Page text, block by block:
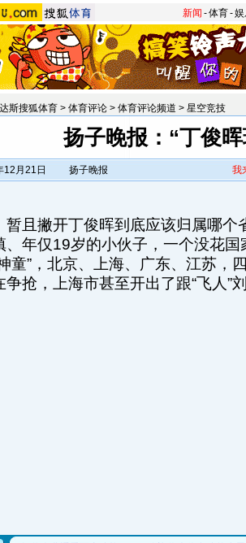
新闻 -体育-
斯搜狐体育 > 体育评论 > 体育评论频道 > 星空竞技
扬子晚报：“丁俊
12月21日
扬子晚报 我
撇开丁俊晖到底应该归属哪个
、年仅19岁的小伙子，一个没花
童”，北京、上海、广东、江苏，
争抢，上海市甚至开出了跟“飞人”